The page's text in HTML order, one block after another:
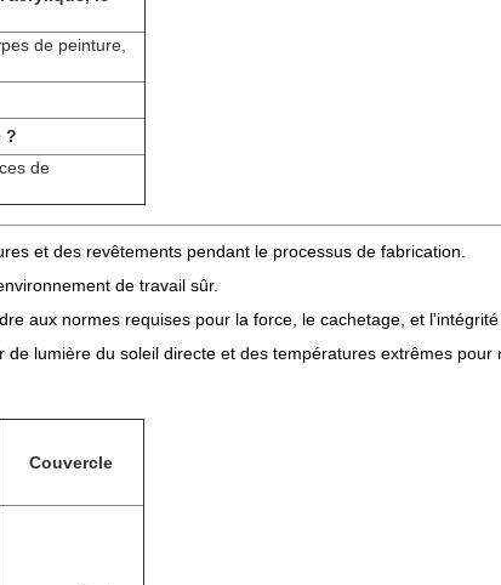
de peinture,
?
de
et des revêtements pendant le processus de fabrication.
de travail sûr.
aux normes requises pour la force, le cachetage, et l'intégrité
lumière du soleil directe et des températures extrêmes pour
Couvercle